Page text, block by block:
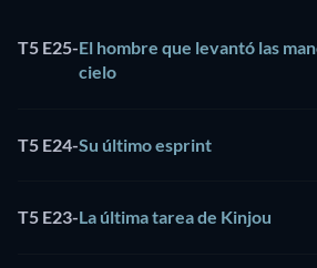
T5 E25-El hombre que levantó las
cielo
T5 E24-Su último esprint
T5 E23-La última tarea de Kinjou